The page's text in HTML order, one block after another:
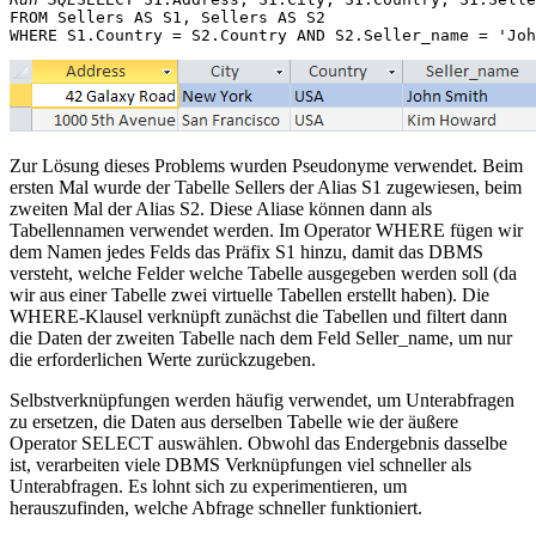
FROM Sellers AS S1, Sellers AS S2
Zur Lösung dieses Problems wurden Pseudonyme verwendet. Beim
ersten Mal wurde der Tabelle Sellers der Alias ​​S1 zugewiesen, beim
zweiten Mal der Alias ​​S2. Diese Aliase können dann als
Tabellennamen verwendet werden. Im Operator WHERE fügen wir
dem Namen jedes Felds das Präfix S1 hinzu, damit das DBMS
versteht, welche Felder welche Tabelle ausgegeben werden soll (da
wir aus einer Tabelle zwei virtuelle Tabellen erstellt haben). Die
WHERE-Klausel verknüpft zunächst die Tabellen und filtert dann
die Daten der zweiten Tabelle nach dem Feld Seller_name, um nur
die erforderlichen Werte zurückzugeben.
Selbstverknüpfungen werden häufig verwendet, um Unterabfragen
zu ersetzen, die Daten aus derselben Tabelle wie der äußere
Operator SELECT auswählen. Obwohl das Endergebnis dasselbe
ist, verarbeiten viele DBMS Verknüpfungen viel schneller als
Unterabfragen. Es lohnt sich zu experimentieren, um
herauszufinden, welche Abfrage schneller funktioniert.